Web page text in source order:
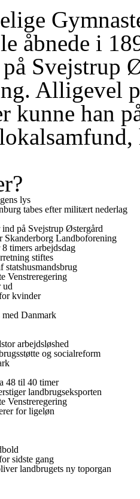
åbnede i
Svejstrup
Alligevel
kunne han
lys
tabes efter militært nederlag
på Svejstrup Østergård
Skanderborg Landboforening
timers arbejdsdag
stiftes
statshusmandsbrug
Venstreregering
ud
kvinder
med Danmark
arbejdsløshed
og socialreform
48 til 40 timer
landbrugseksporten
Venstreregering
for ligeløn
sidste gang
landbrugets ny toporgan